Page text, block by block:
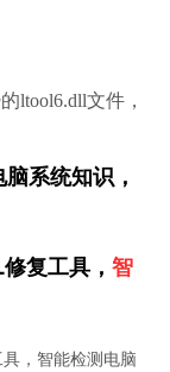
ltool6.dll文件，
系统知识，
复工具， 智
，智能检测电脑